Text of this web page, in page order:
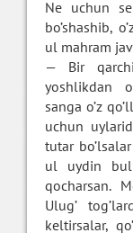
Ne uchun
bo’shashib,
ul mahram
— Bir
yoshlikdan
sanga o’z
uchun
tutar
ul uydin bul
qocharsan.
Ulug’
keltirsalar,